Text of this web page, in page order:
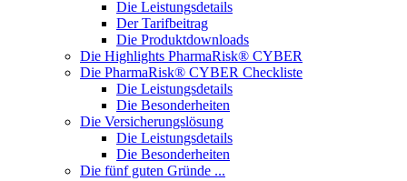
Die Leistungsdetails
Der Tarifbeitrag
Die Produktdownloads
Die Highlights PharmaRisk® CYBER
Die PharmaRisk® CYBER Checkliste
Die Leistungsdetails
Die Besonderheiten
Die Versicherungslösung
Die Leistungsdetails
Die Besonderheiten
Die fünf guten Gründe ...